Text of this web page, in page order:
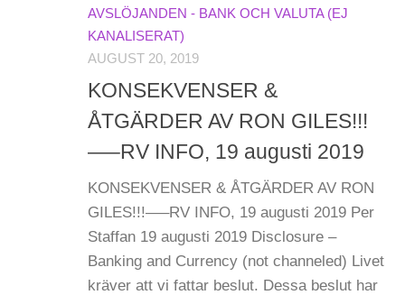
AVSLÖJANDEN - BANK OCH VALUTA (EJ
KANALISERAT)
AUGUST 20, 2019
KONSEKVENSER &
ÅTGÄRDER AV RON GILES!!!
—–RV INFO, 19 augusti 2019
KONSEKVENSER & ÅTGÄRDER AV RON
GILES!!!—–RV INFO, 19 augusti 2019 Per
Staffan 19 augusti 2019 Disclosure –
Banking and Currency (not channeled) Livet
kräver att vi fattar beslut. Dessa beslut har